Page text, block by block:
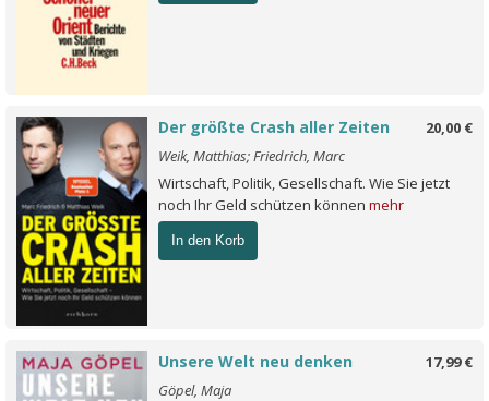
20,00 €
Der größte Crash aller Zeiten
Weik, Matthias; Friedrich, Marc
Wirtschaft, Politik, Gesellschaft. Wie Sie jetzt
noch Ihr Geld schützen können mehr
In den Korb
17,99 €
Unsere Welt neu denken
Göpel, Maja